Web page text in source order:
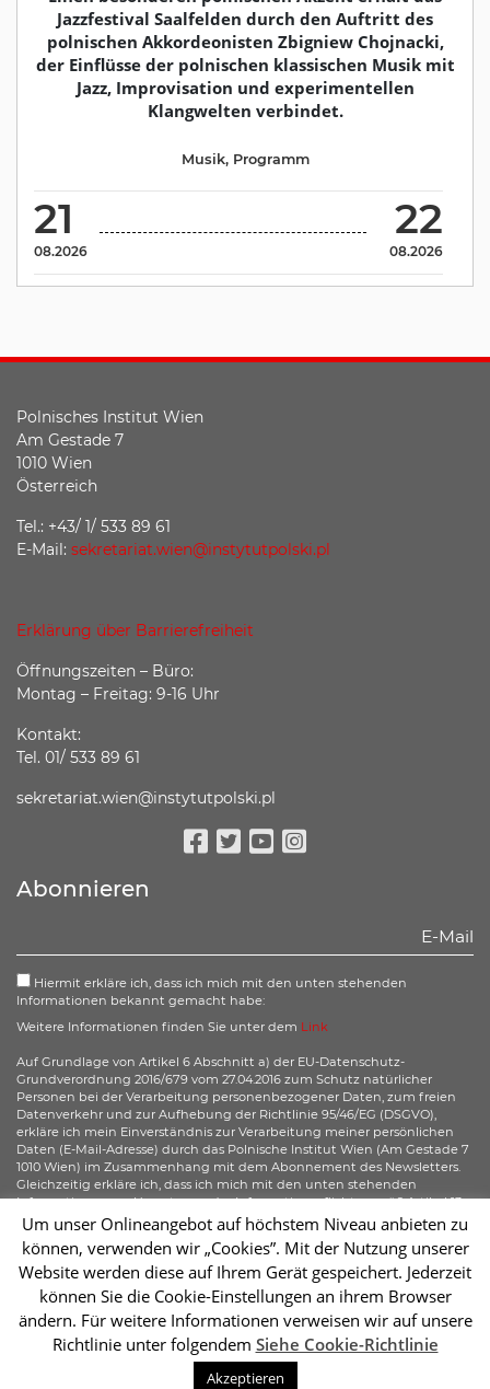
Jazzfestival Saalfelden durch den Auftritt des
polnischen Akkordeonisten Zbigniew Chojnacki,
der Einflüsse der polnischen klassischen Musik mit
Jazz, Improvisation und experimentellen
Klangwelten verbindet.
21
08.2026
22
08.2026
Musik, Programm
Polnisches Institut Wien
Am Gestade 7
1010 Wien
Österreich
Tel.: +43/ 1/ 533 89 61
E-Mail: sekretariat.wien@instytutpolski.pl
Erklärung über Barrierefreiheit
Öffnungszeiten – Büro:
Montag – Freitag: 9-16 Uhr
Kontakt:
Tel. 01/ 533 89 61
sekretariat.wien@instytutpolski.pl
Abonnieren
Hiermit erkläre ich, dass ich mich mit den unten stehenden
Informationen bekannt gemacht habe:
Weitere Informationen finden Sie unter dem Link
Auf Grundlage von Artikel 6 Abschnitt a) der EU-Datenschutz-
Grundverordnung 2016/679 vom 27.04.2016 zum Schutz natürlicher
Personen bei der Verarbeitung personenbezogener Daten, zum freien
Datenverkehr und zur Aufhebung der Richtlinie 95/46/EG (DSGVO),
erkläre ich mein Einverständnis zur Verarbeitung meiner persönlichen
Daten (E-Mail-Adresse) durch das Polnische Institut Wien (Am Gestade 7
1010 Wien) im Zusammenhang mit dem Abonnement des Newsletters.
Gleichzeitig erkläre ich, dass ich mich mit den unten stehenden
Informationen zur Umsetzung der Informationspflicht gemäß Artikel 13
der DSGVO bezüglich der Verarbeitung meiner personenbezogenen
Daten bekannt gemacht habe und ich mir meiner gemäß der Artikel 15–
20 der DSGVO zustehenden Rechte bewusst bin.
Abonnieren
Um unser Onlineangebot auf höchstem Niveau anbieten zu
können, verwenden wir „Cookies”. Mit der Nutzung unserer
Website werden diese auf Ihrem Gerät gespeichert. Jederzeit
können Sie die Cookie-Einstellungen an ihrem Browser
ändern. Für weitere Informationen verweisen wir auf unsere
Richtlinie unter folgendem Siehe Cookie-Richtlinie
Akzeptieren